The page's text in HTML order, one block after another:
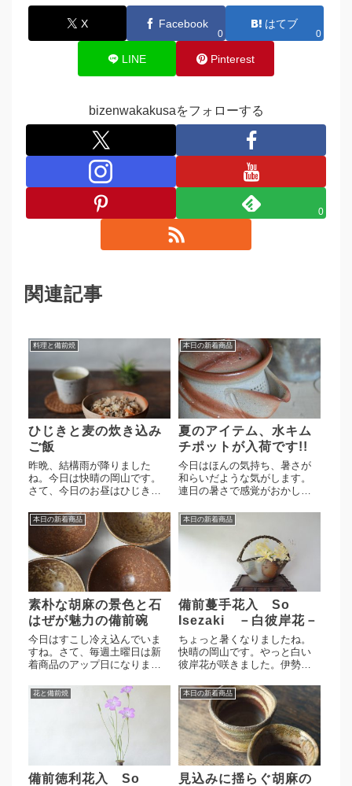
X Facebook
0
はてブ
0
LINE Pinterest
bizenwakakusaをフォローする
0
関連記事
料理と備前焼
ひじきと麦の炊き込み
ご飯
昨晩、結構雨が降りました
ね。今日は快晴の岡山です。
さて、今日のお昼はひじきと
美味しい近所のスーパーで買
ってきたものです。高力さん
の火襷飯碗へ。店主が普段使
いしている飯碗になります。
盛り付けしているので見えま
せんが、...
本日の新着商品
夏のアイテム、水キム
チポットが入荷です!!
今日はほんの気持ち、暑さが
和らいだような気がします。
連日の暑さで感覚がおかしく
が。さて、毎週水曜日は新着
商品のアップ日になります。
多久守作 番茶急須渡邊琢磨
作 水キムチポット ２点番
茶急須は多久さんの定番人気
本日の新着商品
素朴な胡麻の景色と石
はぜが魅力の備前碗
今日はすこし冷え込んでいま
すね。さて、毎週土曜日は新
着商品のアップ日になりま
荒い土に素朴な胡麻の景色、
シンプルな造形のうつわで
す。フリーカップとして多目
的にお使いいただけるかと思
います。石はぜのある荒い土
本日の新着商品
備前蔓手花入 So
Isezaki －白彼岸花－
ちょっと暑くなりましたね。
快晴の岡山です。やっと白い
彼岸花が咲きました。伊勢崎
花入れでボリュームのある花
を生けるには重宝します。こ
の花入れは先日入荷させたも
ので近いうちにサイトへアッ
プする予定です。桟切の模様
が美し...
花と備前焼
備前徳利花入 So
本日の新着商品
見込みに揺らぐ胡麻の